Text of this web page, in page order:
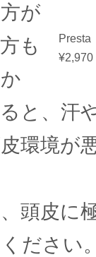
Presta
¥2,970
が
も
と、汗
環境が
頭皮に
ださい